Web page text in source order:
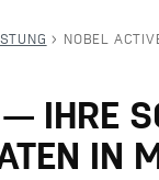
> NOBEL
— IHRE
IN